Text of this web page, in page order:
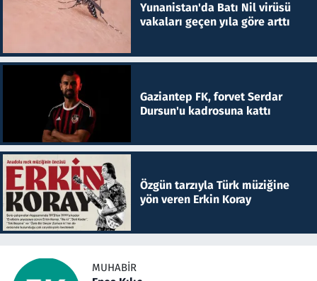
Yunanistan'da Batı Nil virüsü
vakaları geçen yıla göre arttı
Gaziantep FK, forvet Serdar
Dursun'u kadrosuna kattı
Özgün tarzıyla Türk müziğine
yön veren Erkin Koray
MUHABIR